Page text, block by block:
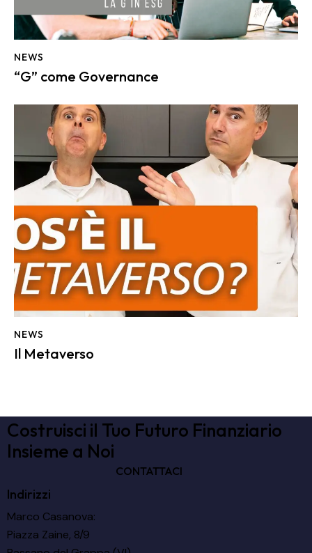
NEWS
“G” come Governance
NEWS
Il Metaverso
Costruisci il Tuo Futuro Finanziario
Insieme a Noi
CONTATTACI
Indirizzi
Marco Casanova:
Piazza Zaine, 8/9